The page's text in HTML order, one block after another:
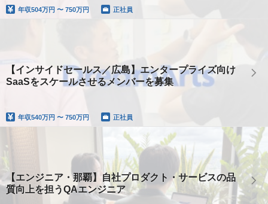
年収504万円 〜 750万円 正社員
【インサイドセールス／広島】エンタープライズ向け
SaaSをスケールさせるメンバーを募集
年収540万円 〜 750万円 正社員
【エンジニア・那覇】自社プロダクト・サービスの品
質向上を担うQAエンジニア